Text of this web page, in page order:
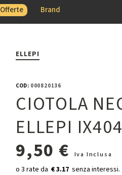
Offerte Brand
ELLEPI
COD:000820136
CIOTOLA
ELLEPI
9,50 €
Iva Inclusa
€ 3.17